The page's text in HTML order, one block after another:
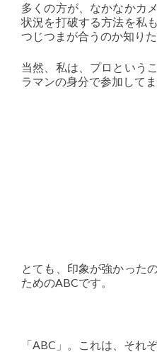
多くの方が、なかなかカ
状況を打破する方法を私
つじつまが合うのか知りた
当然、私は、プロという
ラマンの身分で参加してま
とても、印象が強かった
ためのABCです。
「ABC」。これは、それ